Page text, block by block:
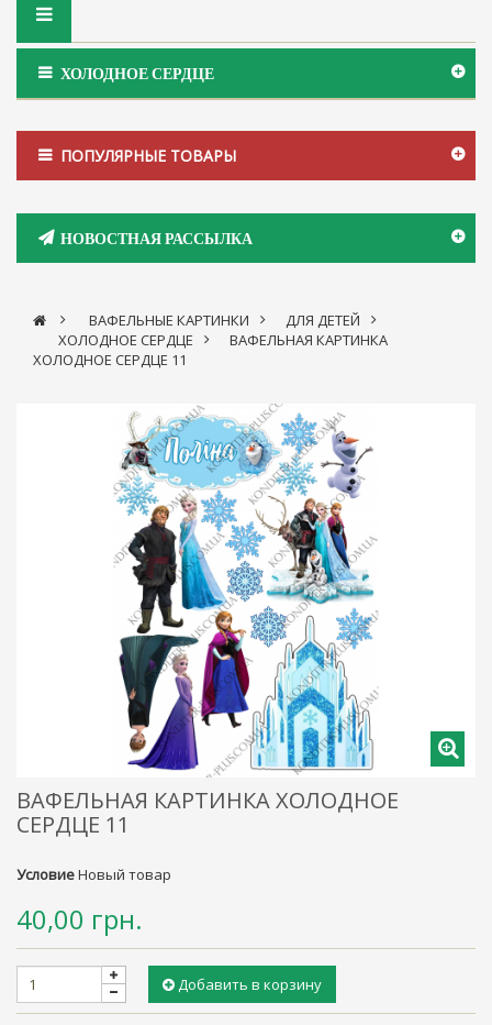
Toggle
ХОЛОДНОЕ СЕРДЦЕ
ПОПУЛЯРНЫЕ ТОВАРЫ
НОВОСТНАЯ РАССЫЛКА
> ВАФЕЛЬНЫЕ КАРТИНКИ >
ДЛЯ ДЕТЕЙ
ХОЛОДНОЕ СЕРДЦЕ >
ВАФЕЛЬНАЯ КАРТИНКА
ХОЛОДНОЕ СЕРДЦЕ 11
ВАФЕЛЬНАЯ КАРТИНКА ХОЛОДНОЕ
СЕРДЦЕ 11
УсловиеНовый товар
40,00 грн.
Добавить в корзину